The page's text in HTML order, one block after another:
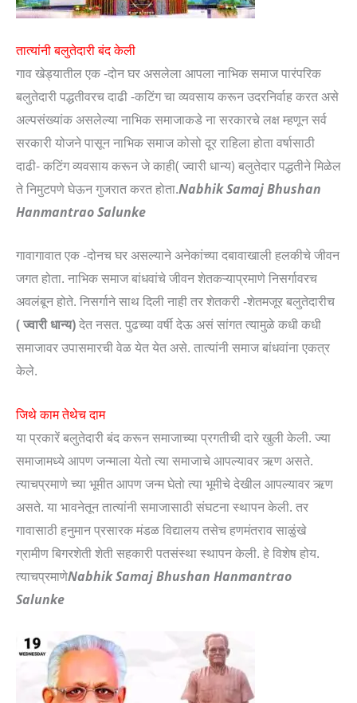
तात्यांनी बलुतेदारी बंद केली
गाव खेड्यातील एक -दोन घर असलेला आपला नाभिक समाज पारंपरिक
बलुतेदारी पद्धतीवरच दाढी -कटिंग चा व्यवसाय करून उदरनिर्वाह करत असे
अल्पसंख्यांक असलेल्या नाभिक समाजाकडे ना सरकारचे लक्ष म्हणून सर्व
सरकारी योजने पासून नाभिक समाज कोसो दूर राहिला होता वर्षासाठी
दाढी- कटिंग व्यवसाय करून जे काही( ज्वारी धान्य) बलुतेदार पद्धतीने मिळेल
ते निमुटपणे घेऊन गुजरात करत होता.Nabhik Samaj Bhushan
Hanmantrao Salunke
गावागावात एक -दोनच घर असल्याने अनेकांच्या दबावाखाली हलकीचे जीवन
जगत होता. नाभिक समाज बांधवांचे जीवन शेतकऱ्याप्रमाणे निसर्गावरच
अवलंबून होते. निसर्गाने साथ दिली नाही तर शेतकरी -शेतमजूर बलुतेदारीच
( ज्वारी धान्य)देत नसत. पुढच्या वर्षी देऊ असं सांगत त्यामुळे कधी कधी
समाजावर उपासमारची वेळ येत येत असे. तात्यांनी समाज बांधवांना एकत्र
केले.
जिथे काम तेथेच दाम
या प्रकारें बलुतेदारी बंद करून समाजाच्या प्रगतीची दारे खुली केली. ज्या
समाजामध्ये आपण जन्माला येतो त्या समाजाचे आपल्यावर ऋण असते.
त्याचप्रमाणे च्या भूमीत आपण जन्म घेतो त्या भूमीचे देखील आपल्यावर ऋण
असते. या भावनेतून तात्यांनी समाजासाठी संघटना स्थापन केली. तर
गावासाठी हनुमान प्रसारक मंडळ विद्यालय तसेच हणमंतराव साळुंखे
ग्रामीण बिगरशेती शेती सहकारी पतसंस्था स्थापन केली. हे विशेष होय.
त्याचप्रमाणेNabhik SamajBhushan Hanmantrao
Salunke